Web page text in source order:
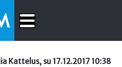
Kattelus, su 17.12.2017 10:38